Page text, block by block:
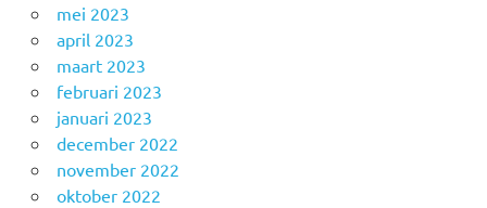
mei 2023
april 2023
maart 2023
februari 2023
januari 2023
december 2022
november 2022
oktober 2022